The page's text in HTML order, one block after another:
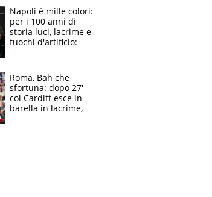
bigliettini
Napoli è mille colori:
per i 100 anni di
storia luci, lacrime e
fuochi d'artificio: De
Roma, Bah che
sfortuna: dopo 27'
col Cardiff esce in
barella in lacrime,